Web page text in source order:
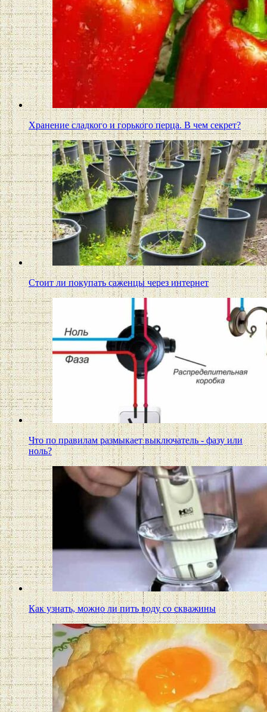
Хранение сладкого и горького перца. В чем секрет?
Стоит ли покупать саженцы через интернет
Что по правилам размыкает выключатель - фазу или
ноль?
Как узнать, можно ли пить воду со скважины